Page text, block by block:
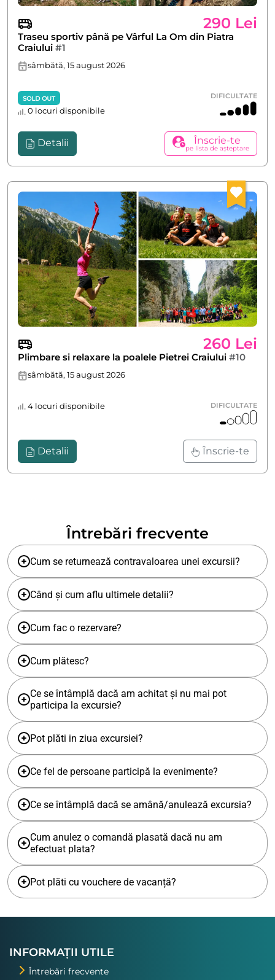
290 Lei
Traseu sportiv până pe Vârful La Om din Piatra
Craiului #1
sâmbătă, 15 august 2026
SOLD OUT
0 locuri disponibile
DIFICULTATE
Detalii Înscrie-te
pe lista de așteptare
260 Lei
Plimbare si relaxare la poalele Pietrei Craiului #10
sâmbătă, 15 august 2026
4 locuri disponibile DIFICULTATE
Detalii Înscrie-te
Întrebări frecvente
Cum se returnează contravaloarea unei excursii?
Când și cum aflu ultimele detalii?
Cum fac o rezervare?
Cum plătesc?
Ce se întâmplă dacă am achitat și nu mai pot
participa la excursie?
Pot plăti in ziua excursiei?
Ce fel de persoane participă la evenimente?
Ce se întâmplă dacă se amână/anulează excursia?
Cum anulez o comandă plasată dacă nu am
efectuat plata?
Pot plăti cu vouchere de vacanță?
INFORMAȚII UTILE
Întrebări frecvente